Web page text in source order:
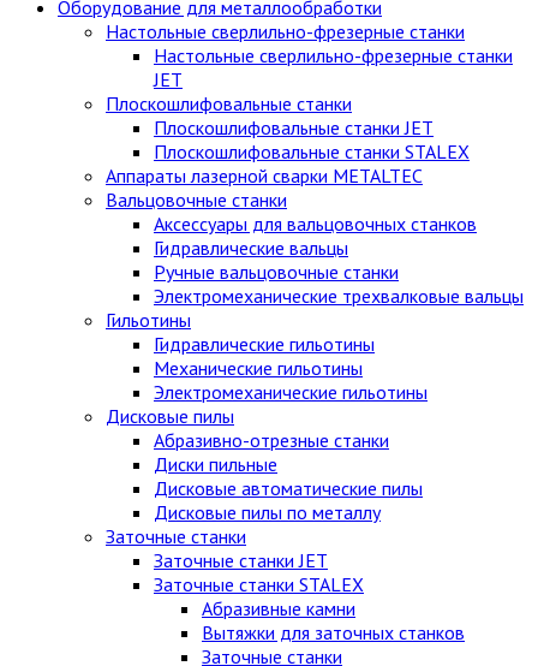
Оборудование для металлообработки
Настольные сверлильно-фрезерные станки
Настольные сверлильно-фрезерные станки
JET
Плоскошлифовальные станки
Плоскошлифовальные станки JET
Плоскошлифовальные станки STALEX
Аппараты лазерной сварки METALTEC
Вальцовочные станки
Аксессуары для вальцовочных станков
Гидравлические вальцы
Ручные вальцовочные станки
Электромеханические трехвалковые вальцы
Гильотины
Гидравлические гильотины
Механические гильотины
Электромеханические гильотины
Дисковые пилы
Абразивно-отрезные станки
Диски пильные
Дисковые автоматические пилы
Дисковые пилы по металлу
Заточные станки
Заточные станки JET
Заточные станки STALEX
Абразивные камни
Вытяжки для заточных станков
Заточные станки